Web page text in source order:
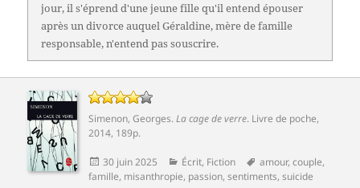
jour, il s'éprend d'une jeune fille qu'il entend épouser
après un divorce auquel Géraldine, mère de famille
responsable, n'entend pas souscrire.
Simenon, Georges.La cage de verre. Livre de poche,
2014, 189p.
Publié
le
30 juin 2025 Catégories
Écrit, Fiction
Mots-
clés
amour,couple,
famille, misanthropie, passion,sentiments,suicide